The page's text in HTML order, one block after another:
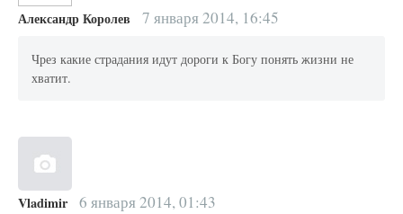
Александр Королев 7 января 2014, 16:45
Чрез какие страдания идут дороги к Богу понять жизни не
хватит.
Vladimir 6 января 2014, 01:43